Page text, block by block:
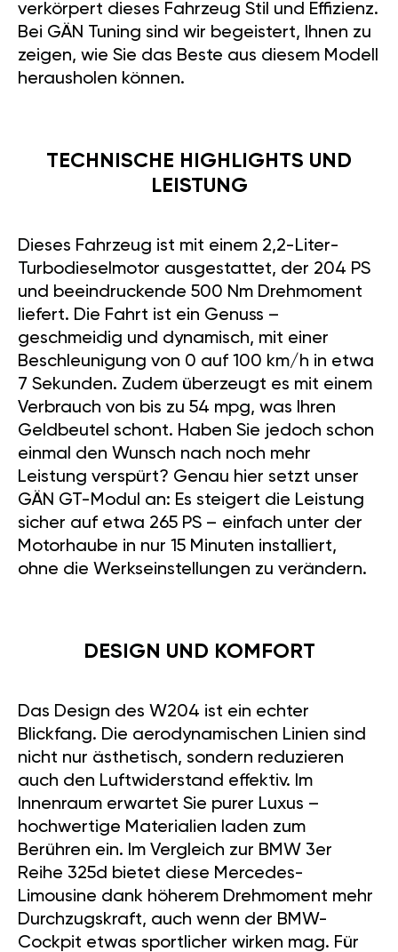
verkörpert dieses Fahrzeug Stil und Effizienz.
Bei GÄN Tuning sind wir begeistert, Ihnen zu
zeigen, wie Sie das Beste aus diesem Modell
herausholen können.
TECHNISCHE HIGHLIGHTS UND
LEISTUNG
Dieses Fahrzeug ist mit einem 2,2-Liter-
Turbodieselmotor ausgestattet, der 204 PS
und beeindruckende 500 Nm Drehmoment
liefert. Die Fahrt ist ein Genuss –
geschmeidig und dynamisch, mit einer
Beschleunigung von 0 auf 100 km/h in etwa
7 Sekunden. Zudem überzeugt es mit einem
Verbrauch von bis zu 54 mpg, was Ihren
Geldbeutel schont. Haben Sie jedoch schon
einmal den Wunsch nach noch mehr
Leistung verspürt? Genau hier setzt unser
GÄN GT-Modul an: Es steigert die Leistung
sicher auf etwa 265 PS – einfach unter der
Motorhaube in nur 15 Minuten installiert,
ohne die Werkseinstellungen zu verändern.
DESIGN UND KOMFORT
Das Design des W204 ist ein echter
Blickfang. Die aerodynamischen Linien sind
nicht nur ästhetisch, sondern reduzieren
auch den Luftwiderstand effektiv. Im
Innenraum erwartet Sie purer Luxus –
hochwertige Materialien laden zum
Berühren ein. Im Vergleich zur BMW 3er
Reihe 325d bietet diese Mercedes-
Limousine dank höherem Drehmoment mehr
Durchzugskraft, auch wenn der BMW-
Cockpit etwas sportlicher wirken mag. Für